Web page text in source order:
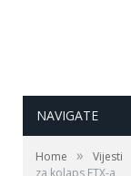
NAVIGATE
Home » Vijesti
za kolaps FTX-a